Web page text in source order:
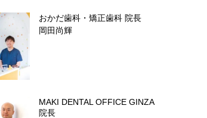
おかだ歯科・矯正歯科 院長
岡田尚輝
MAKI DENTAL OFFICE GINZA
院長